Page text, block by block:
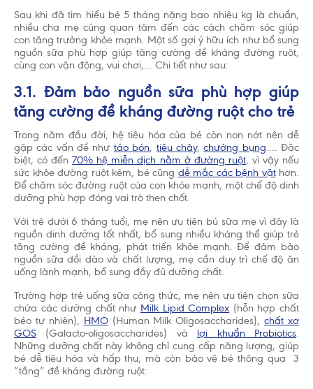
Sau khi đã tìm hiểu bé 5 tháng nặng bao nhiêu kg là chuẩn,
nhiều cha mẹ cũng quan tâm đến các cách chăm sóc giúp
con tăng trưởng khỏe mạnh. Một số gợi ý hữu ích như bổ sung
nguồn sữa phù hợp giúp tăng cường đề kháng đường ruột,
cùng con vận động, vui chơi,... Chi tiết như sau:
3.1. Đảm bảo nguồn sữa phù hợp giúp
tăng cường đề kháng đường ruột cho trẻ
Trong năm đầu đời, hệ tiêu hóa của bé còn non nớt nên dễ
gặp các vấn đề như táo bón, tiêu chảy,chướng bụng…. Đặc
biệt, có đến70% hệ miễn dịch nằm ở đường ruột, vì vậy nếu
sức khỏe đường ruột kém, bé cũng dễ mắc các bệnh vặthơn.
Để chăm sóc đường ruột của con khỏe mạnh, một chế độ dinh
dưỡng phù hợp đóng vai trò then chốt.
Với trẻ dưới 6 tháng tuổi, mẹ nên ưu tiên bú sữa mẹ vì đây là
nguồn dinh dưỡng tốt nhất, bổ sung nhiều kháng thể giúp trẻ
tăng cường đề kháng, phát triển khỏe mạnh. Để đảm bảo
nguồn sữa dồi dào và chất lượng, mẹ cần duy trì chế độ ăn
uống lành mạnh, bổ sung đầy đủ dưỡng chất.
Trường hợp trẻ uống sữa công thức, mẹ nên ưu tiên chọn sữa
chứa các dưỡng chất như Milk Lipid Complex (hỗn hợp chất
béo tự nhiên), HMO(Human Milk Oligosaccharides),chất xơ
GOS (Galacto-oligosaccharides) và lợi khuẩn Probiotics.
Những dưỡng chất này không chỉ cung cấp năng lượng, giúp
bé dễ tiêu hóa và hấp thu, mà còn bảo vệ bé thông qua 3
“tầng” đề kháng đường ruột: